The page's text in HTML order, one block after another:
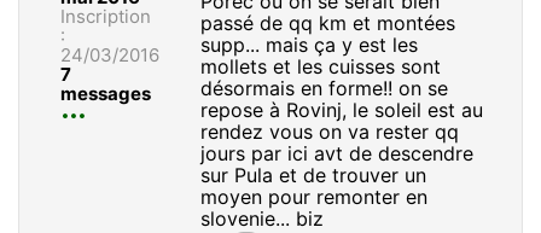
Inscription
:
24/03/2016
7
messages
passé de qq km et montées
supp... mais ça y est les
mollets et les cuisses sont
désormais en forme!! on se
repose à Rovinj, le soleil est au
rendez vous on va rester qq
jours par ici avt de descendre
sur Pula et de trouver un
moyen pour remonter en
slovenie... biz